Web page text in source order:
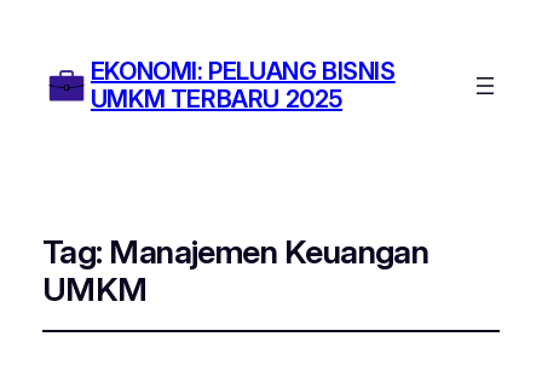
EKONOMI: PELUANG BISNIS
UMKM TERBARU 2025
Tag: Manajemen Keuangan
UMKM